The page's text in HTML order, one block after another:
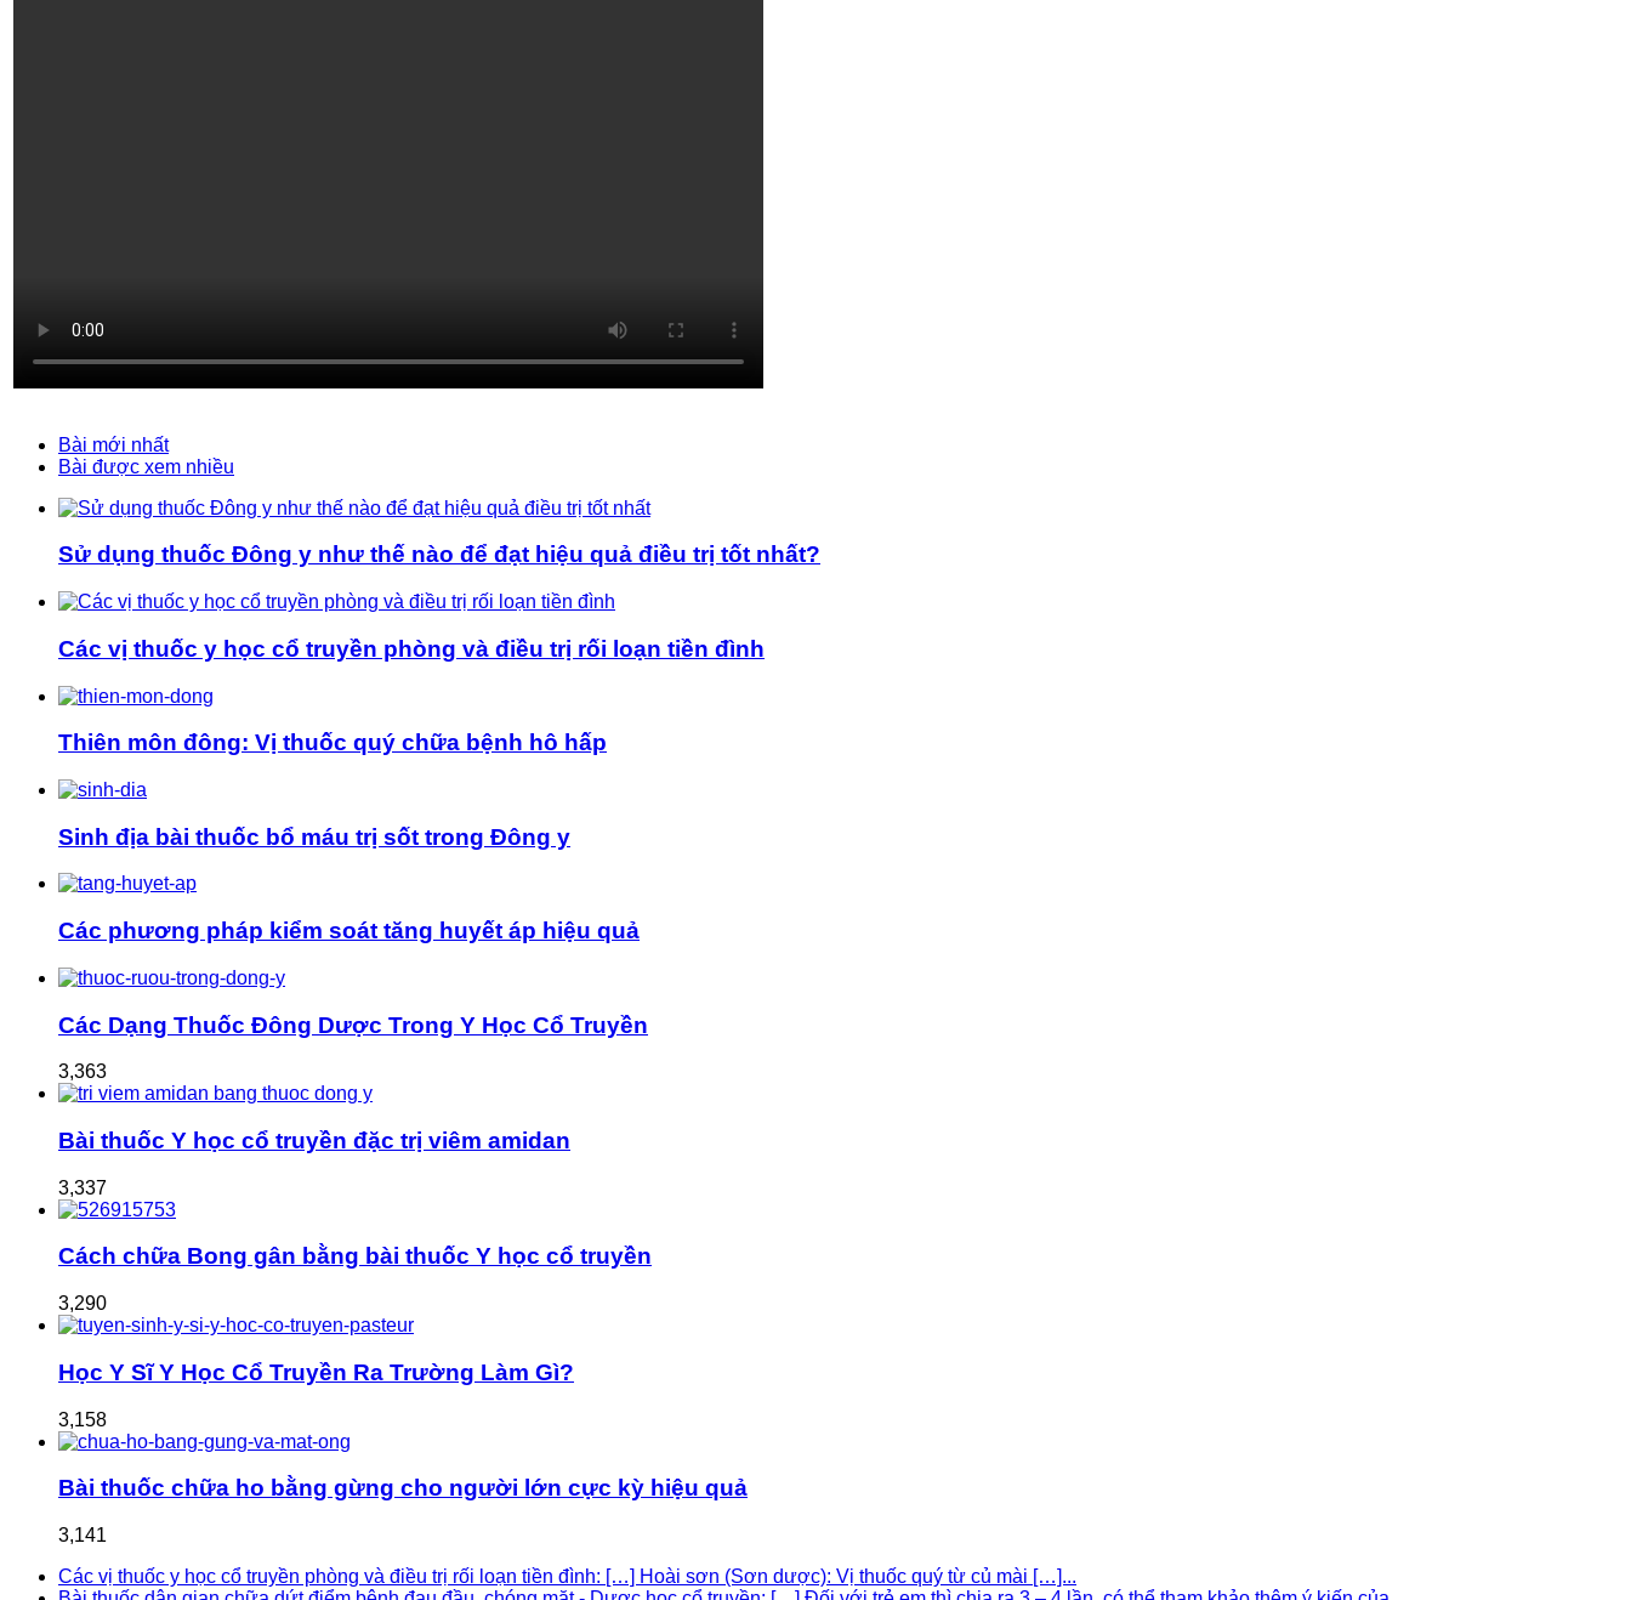
Bài mới nhất
Bài được xem nhiều
Sử dụng thuốc Đông y như thế nào để đạt hiệu quả điều trị tốt nhất?
Các vị thuốc y học cổ truyền phòng và điều trị rối loạn tiền đình
Thiên môn đông: Vị thuốc quý chữa bệnh hô hấp
Sinh địa bài thuốc bổ máu trị sốt trong Đông y
Các phương pháp kiểm soát tăng huyết áp hiệu quả
Các Dạng Thuốc Đông Dược Trong Y Học Cổ Truyền
3,363
Bài thuốc Y học cổ truyền đặc trị viêm amidan
3,337
Cách chữa Bong gân bằng bài thuốc Y học cổ truyền
3,290
Học Y Sĩ Y Học Cổ Truyền Ra Trường Làm Gì?
3,158
Bài thuốc chữa ho bằng gừng cho người lớn cực kỳ hiệu quả
3,141
Các vị thuốc y học cổ truyền phòng và điều trị rối loạn tiền đình: […] Hoài sơn (Sơn dược): Vị thuốc quý từ củ mài […]...